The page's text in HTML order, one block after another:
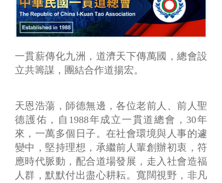
一貫薪傳化九洲，道濟天下傳萬國，總會設
立共籌謀，團結合作道揚宏。
天恩浩蕩，師德無邊，各位老前人、前人聖
德護佑，自1988年成立一貫道總會，30年
來，一萬多個日子。在社會環境與人事的遽
變中，堅持理想，承繼前人輩創辦初衷，符
應時代脈動，配合道場發展，走入社會造福
人群，默默付出盡心耕耘。寬闊視野，非凡